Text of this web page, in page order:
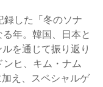
録した「冬のソナ
年。韓国、日本と
を通じて振り返り
ヒ、キム・ナム
え、スペシャルゲ